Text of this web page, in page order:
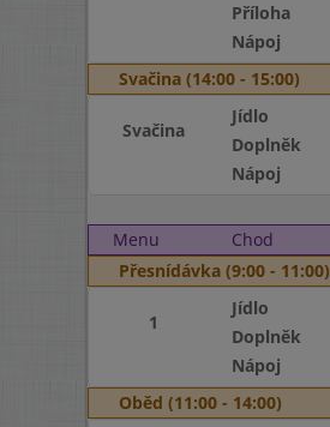
Příloha
Nápoj
Svačina (14:00 - 15:00)
Svačina
Jídlo
Doplněk
Nápoj
Menu
Chod
Přesnídávka (9:00 - 11:00)
1
Jídlo
Doplněk
Nápoj
Oběd (11:00 - 14:00)